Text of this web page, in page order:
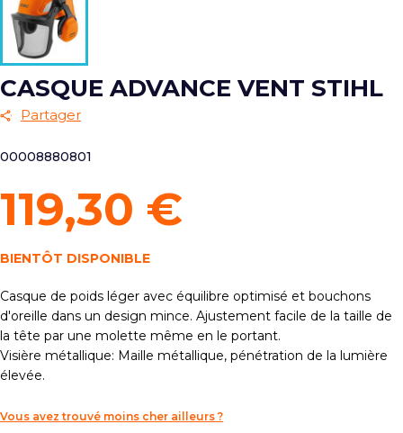
CASQUE ADVANCE VENT STIHL
Partager
00008880801
119,30 €
BIENTÔT DISPONIBLE
Casque de poids léger avec équilibre optimisé et bouchons
d'oreille dans un design mince. Ajustement facile de la taille de
la tête par une molette même en le portant.
Visière métallique: Maille métallique, pénétration de la lumière
élevée.
Vous avez trouvé moins cher ailleurs ?